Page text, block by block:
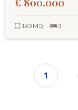
160 MQ 3
1